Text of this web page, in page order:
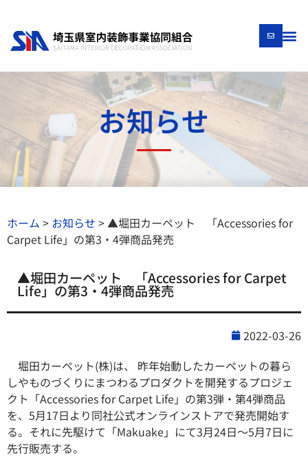
お知らせ
ホーム > お知らせ >▲堀田カーペット 「Accessories for
Carpet Life」の第3・4弾商品発売
▲堀田カーペット 「Accessories for Carpet
Life」の第3・4弾商品発売
2022-03-26
堀田カーペット(株)は、 昨年始動したカーペットの暮ら
しやものづくりにまつわるプロダクトを開発するプロジェ
クト「Accessories for Carpet Life」の第3弾・第4弾商品
を、5月17日より同社公式オンラインストアで発売開始す
る。それに先駆けて「Makuake」にて3月24日～5月7日に
先行販売する。